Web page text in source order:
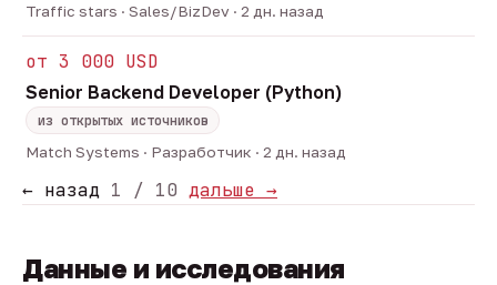
Traffic stars · Sales/BizDev · 2 дн. назад
от 3 000 USD
Senior Backend Developer (Python)
из открытых источников
Match Systems · Разработчик · 2 дн. назад
← назад 1 / 10 дальше →
Данные и исследования